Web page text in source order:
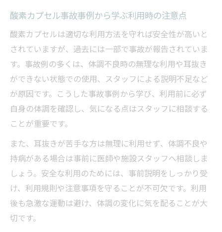
酸素カプセル事故事例から学ぶ利用時の注意点
酸素カプセルは適切な利用方法を守れば安全性が高いと
されていますが、過去には一部で事故が報告されていま
す。事故例の多くは、体調不良時の無理な利用や耳抜き
ができない状態での使用、スタッフによる説明不足など
が原因です。こうした事故事例から学び、利用前に必ず
自身の体調を確認し、気になる点はスタッフに相談する
ことが重要です。
また、耳抜きが苦手な方は無理に利用せず、体調不良や
持病がある場合は事前に医師や施設スタッフへ相談しま
しょう。安全な利用のためには、事前説明をしっかり受
け、利用規則や注意事項を守ることが不可欠です。利用
後も急激な運動は避け、体調の変化に気を配ることが大
切です。